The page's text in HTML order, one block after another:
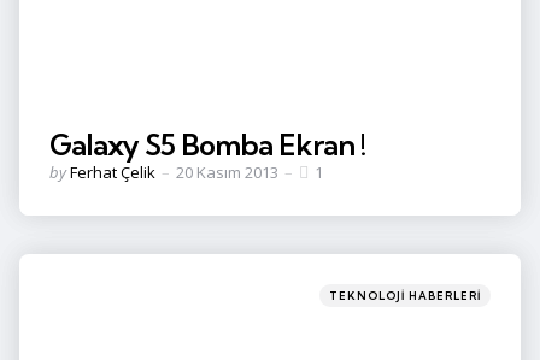
Galaxy S5 Bomba Ekran !
Posted
byFerhat Çelik 20 Kasım 2013 1
Categories
Posted
TEKNOLOJI HABERLERI